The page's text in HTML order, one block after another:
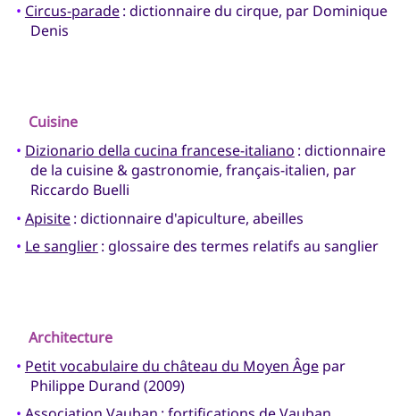
• Circus-parade: dictionnaire du cirque, par Dominique
Denis
Cuisine
• Dizionario della cucina francese-italiano : dictionnaire
de la cuisine & gastronomie, français-italien, par
Riccardo Buelli
• Apisite: dictionnaire d'apiculture, abeilles
• Le sanglier: glossaire des termes relatifs au sanglier
Architecture
• Petit vocabulaire du château du Moyen Âgepar
Philippe Durand (2009)